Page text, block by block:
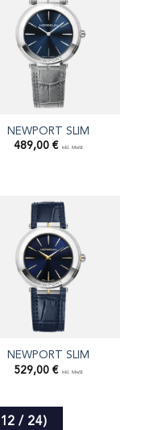
NEWPORT SLIM
489,00€ inkl. MwSt
NEWPORT SLIM
529,00€ inkl. MwSt
12 / 24)